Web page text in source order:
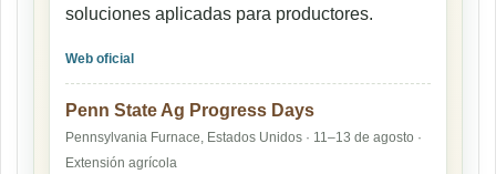
soluciones aplicadas para productores.
Web oficial
Penn State Ag Progress Days
Pennsylvania Furnace, Estados Unidos · 11–13 de agosto ·
Extensión agrícola